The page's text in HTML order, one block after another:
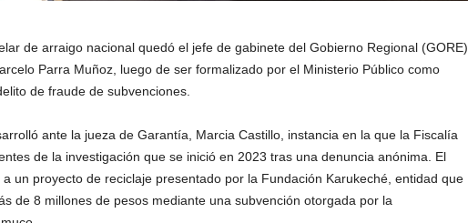
de arraigo nacional quedó el jefe de gabinete del Gobierno Regional (GORE)
Parra Muñoz, luego de ser formalizado por el Ministerio Público como
de fraude de subvenciones.
ante la jueza de Garantía, Marcia Castillo, instancia en la que la Fiscalía
de la investigación que se inició en 2023 tras una denuncia anónima. El
un proyecto de reciclaje presentado por la Fundación Karukeché, entidad que
de 8 millones de pesos mediante una subvención otorgada por la